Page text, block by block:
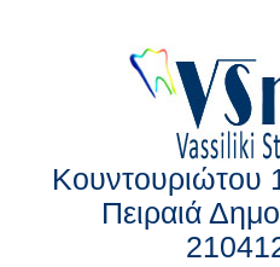
Κουντουριώτου
Πειραιά